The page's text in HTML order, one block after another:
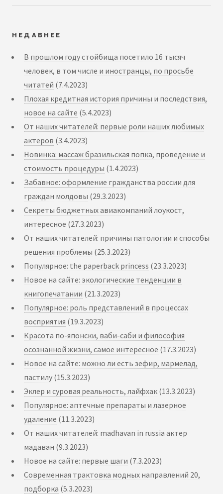
НЕДАВНЕЕ
В прошлом году стойбища посетило 16 тысяч
человек, в том числе и иностранцы, по просьбе
читатей (7.4.2023)
Плохая кредитная история причины и последствия,
новое на сайте (5.4.2023)
От наших читателей: первые роли наших любимых
актеров (3.4.2023)
Новинка: массаж бразильская попка, проведение и
стоимость процедуры (1.4.2023)
Забавное: оформление гражданства россии для
граждан молдовы (29.3.2023)
Секреты бюджетных авиакомпаний лоукост,
интересное (27.3.2023)
От наших читателей: причины патологии и способы
решения проблемы (25.3.2023)
Популярное: the paperback princess (23.3.2023)
Новое на сайте: экологические тенденции в
книгопечатании (21.3.2023)
Популярное: роль представлений в процессах
восприятия (19.3.2023)
Красота по-японски, ваби-саби и философия
осознанной жизни, самое интересное (17.3.2023)
Новое на сайте: можно ли есть зефир, мармелад,
пастилу (15.3.2023)
Эклер и суровая реальность, лайфхак (13.3.2023)
Популярное: аптечные препараты и лазерное
удаление (11.3.2023)
От наших читателей: madhavan in russia актер
мадаван (9.3.2023)
Новое на сайте: первые шаги (7.3.2023)
Современная трактовка модных направлений 20,
подборка (5.3.2023)